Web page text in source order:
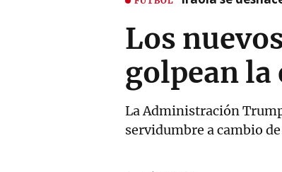
Los
golpean
La Administración
servidumbre a cambio